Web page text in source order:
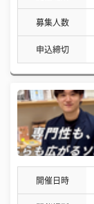
募集人数
申込締切
開催日時